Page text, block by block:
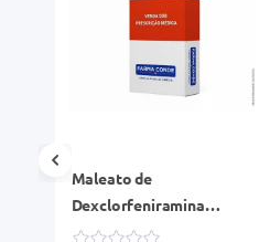
Maleato de
Dexclorfeniramina
2mg/5ml + Betametasona